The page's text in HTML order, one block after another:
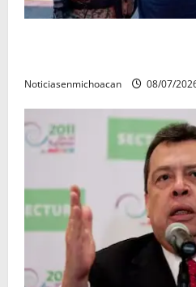
Noticiasenmichoacan 08/07/